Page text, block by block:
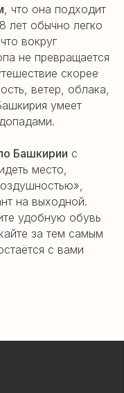
, что она подходит
лет обычно легко
вокруг
не превращается
скорее
ветер, облака,
умеет
Башкирии с
место,
на выходной.
удобную обувь
за тем самым
с вами